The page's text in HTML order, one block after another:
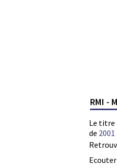
RMI -
Le titre
de 2001